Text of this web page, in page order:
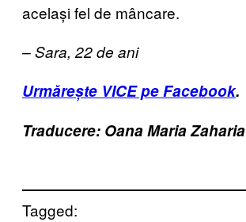
același fel de mâncare.
– Sara, 22 de ani
Urmărește VICE pe Facebook.
Traducere: Oana Maria Zaharia
Tagged: